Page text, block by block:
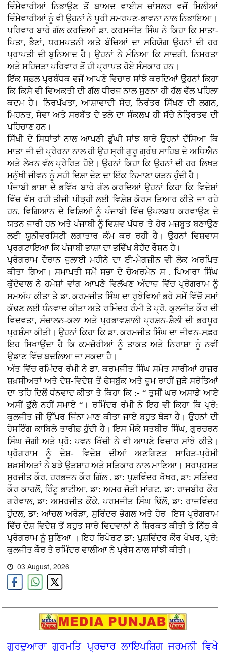
ਜ਼ਿੰਮੇਵਾਰੀਆਂ ਨਿਭਾਉਣ ਤੋਂ ਬਾਅਦ ਵਾਈਸ ਚਾਂਸਲਰ ਵਜੋਂ ਮਿਲੀਆਂ
ਜ਼ਿੰਮੇਵਾਰੀਆਂ ਨੂੰ ਵੀ ਉਹਨਾਂ ਨੇ ਪੂਰੀ ਸਮਰਪਣ-ਭਾਵਨਾ ਨਾਲ ਨਿਭਾਇਆ।
ਪਰਿਵਾਰ ਬਾਰੇ ਗੱਲ ਕਰਦਿਆਂ ਡਾ. ਕਰਮਜੀਤ ਸਿੰਘ ਨੇ ਕਿਹਾ ਕਿ ਮਾਤਾ-
ਪਿਤਾ, ਭੈਣਾਂ, ਧਰਮਪਤਨੀ ਅਤੇ ਬੱਚਿਆਂ ਦਾ ਸਹਿਯੋਗ ਉਹਨਾਂ ਦੀ ਹਰ
ਪ੍ਰਾਪਤੀ ਦੀ ਬੁਨਿਆਦ ਹੈ। ਉਹਨਾਂ ਨੇ ਮੰਨਿਆ ਕਿ ਸਾਦਗੀ, ਨਿਮਰਤਾ
ਅਤੇ ਸਹਿਜਤਾ ਪਰਿਵਾਰ ਤੋਂ ਹੀ ਪ੍ਰਾਪਤ ਹੋਏ ਸੰਸਕਾਰ ਹਨ।
ਇੱਕ ਸਫ਼ਲ ਪ੍ਰਬੰਧਕ ਵਜੋਂ ਆਪਣੇ ਵਿਚਾਰ ਸਾਂਝੇ ਕਰਦਿਆਂ ਉਹਨਾਂ ਕਿਹਾ
ਕਿ ਕਿਸੇ ਵੀ ਵਿਅਕਤੀ ਦੀ ਗੱਲ ਧੀਰਜ ਨਾਲ ਸੁਣਨਾ ਹੀ ਹੱਲ ਵੱਲ ਪਹਿਲਾ
ਕਦਮ ਹੈ। ਨਿਰਪੱਖਤਾ, ਆਸ਼ਾਵਾਦੀ ਸੋਚ, ਨਿਰੰਤਰ ਸਿੱਖਣ ਦੀ ਲਗਨ,
ਮਿਹਨਤ, ਸੇਵਾ ਅਤੇ ਸਰਬੱਤ ਦੇ ਭਲੇ ਦਾ ਸੰਕਲਪ ਹੀ ਸੱਚੇ ਨੇਤ੍ਰਿਤਵ ਦੀ
ਪਹਿਚਾਣ ਹਨ।
ਸਿੱਖੀ ਦੇ ਸਿਧਾਂਤਾਂ ਨਾਲ ਆਪਣੀ ਡੂੰਘੀ ਸਾਂਝ ਬਾਰੇ ਉਹਨਾਂ ਦੱਸਿਆ ਕਿ
ਮਾਤਾ ਜੀ ਦੀ ਪ੍ਰੇਰਨਾ ਨਾਲ ਹੀ ਉਹ ਸ੍ਰੀ ਗੁਰੂ ਗ੍ਰੰਥ ਸਾਹਿਬ ਦੇ ਅਧਿਐਨ
ਅਤੇ ਲੇਖਨ ਵੱਲ ਪ੍ਰੇਰਿਤ ਹੋਏ। ਉਹਨਾਂ ਕਿਹਾ ਕਿ ਉਹਨਾਂ ਦੀ ਹਰ ਲਿਖਤ
ਮਨੁੱਖੀ ਜੀਵਨ ਨੂੰ ਸਹੀ ਦਿਸ਼ਾ ਦੇਣ ਦਾ ਇੱਕ ਨਿਮਾਣਾ ਯਤਨ ਹੁੰਦੀ ਹੈ।
ਪੰਜਾਬੀ ਭਾਸ਼ਾ ਦੇ ਭਵਿੱਖ ਬਾਰੇ ਗੱਲ ਕਰਦਿਆਂ ਉਹਨਾਂ ਕਿਹਾ ਕਿ ਵਿਦੇਸ਼ਾਂ
ਵਿੱਚ ਵੱਸ ਰਹੀ ਤੀਜੀ ਪੀੜ੍ਹੀ ਲਈ ਵਿਸ਼ੇਸ਼ ਕੋਰਸ ਤਿਆਰ ਕੀਤੇ ਜਾ ਰਹੇ
ਹਨ, ਵਿਗਿਆਨ ਦੇ ਵਿਸ਼ਿਆਂ ਨੂੰ ਪੰਜਾਬੀ ਵਿੱਚ ਉਪਲਬਧ ਕਰਵਾਉਣ ਦੇ
ਯਤਨ ਜਾਰੀ ਹਨ ਅਤੇ ਪੰਜਾਬੀ ਨੂੰ ਵਿਸ਼ਵ ਪੱਧਰ 'ਤੇ ਹੋਰ ਮਜ਼ਬੂਤ ਬਣਾਉਣ
ਲਈ ਯੂਨੀਵਰਸਿਟੀ ਲਗਾਤਾਰ ਕੰਮ ਕਰ ਰਹੀ ਹੈ। ਉਹਨਾਂ ਵਿਸ਼ਵਾਸ
ਪ੍ਰਗਟਾਇਆ ਕਿ ਪੰਜਾਬੀ ਭਾਸ਼ਾ ਦਾ ਭਵਿੱਖ ਬੇਹੱਦ ਰੌਸ਼ਨ ਹੈ।
ਪ੍ਰੋਗਰਾਮ ਦੌਰਾਨ ਜੁਲਾਈ ਮਹੀਨੇ ਦਾ ਈ-ਮੈਗਜ਼ੀਨ ਵੀ ਲੋਕ ਅਰਪਿਤ
ਕੀਤਾ ਗਿਆ। ਸਮਾਪਤੀ ਸਮੇਂ ਸਭਾ ਦੇ ਚੇਅਰਮੈਨ ਸ . ਪਿਆਰਾ ਸਿੰਘ
ਕੁੱਦੋਵਾਲ ਨੇ ਹਮੇਸ਼ਾਂ ਵਾਂਗ ਆਪਣੇ ਵਿਲੱਖਣ ਅੰਦਾਜ਼ ਵਿੱਚ ਪ੍ਰੋਗਰਾਮ ਨੂੰ
ਸਮਅੱਪ ਕੀਤਾ ਤੇ ਡਾ. ਕਰਮਜੀਤ ਸਿੰਘ ਦਾ ਰੁਝੇਵਿਆਂ ਭਰੇ ਸਮੇਂ ਵਿੱਚੋਂ ਸਮਾਂ
ਕੱਢਣ ਲਈ ਧੰਨਵਾਦ ਕੀਤਾ ਅਤੇ ਰਮਿੰਦਰ ਰੰਮੀ ਤੇ ਪ੍ਰੋ. ਕੁਲਜੀਤ ਕੌਰ ਦੀ
ਵਿਦਵਤਾ, ਸੰਚਾਲਨ-ਕਲਾ ਅਤੇ ਪ੍ਰਭਾਵਸ਼ਾਲੀ ਪ੍ਰਸ਼ਨ-ਸ਼ੈਲੀ ਦੀ ਭਰਪੂਰ
ਪ੍ਰਸ਼ੰਸਾ ਕੀਤੀ। ਉਹਨਾਂ ਕਿਹਾ ਕਿ ਡਾ. ਕਰਮਜੀਤ ਸਿੰਘ ਦਾ ਜੀਵਨ-ਸਫ਼ਰ
ਇਹ ਸਿਖਾਉਂਦਾ ਹੈ ਕਿ ਕਮਜ਼ੋਰੀਆਂ ਨੂੰ ਤਾਕਤ ਅਤੇ ਨਿਰਾਸ਼ਾ ਨੂੰ ਨਵੀਂ
ਉਡਾਣ ਵਿੱਚ ਬਦਲਿਆ ਜਾ ਸਕਦਾ ਹੈ।
ਅੰਤ ਵਿੱਚ ਰਮਿੰਦਰ ਰੰਮੀ ਨੇ ਡਾ. ਕਰਮਜੀਤ ਸਿੰਘ ਸਮੇਤ ਸਾਰੀਆਂ ਹਾਜ਼ਰ
ਸ਼ਖ਼ਸੀਅਤਾਂ ਅਤੇ ਦੇਸ਼-ਵਿਦੇਸ਼ ਤੋਂ ਫੇਸਬੁੱਕ ਅਤੇ ਜ਼ੂਮ ਰਾਹੀਂ ਜੁੜੇ ਸਰੋਤਿਆਂ
ਦਾ ਤਹਿ ਦਿਲੋਂ ਧੰਨਵਾਦ ਕੀਤਾ ਤੇ ਕਿਹਾ ਕਿ :- “ ਤੁਸੀਂ ਘਰ ਅਸਾਡੇ ਆਏ
ਅਸੀਂ ਫੁੱਲੇ ਨਹੀਂ ਸਮਾਏ “। ਰਮਿੰਦਰ ਰੰਮੀ ਨੇ ਇਹ ਵੀ ਕਿਹਾ ਕਿ ਪ੍ਰੋ:
ਕੁਲਜੀਤ ਜੀ ਉੱਪਰ ਜਿੰਨਾ ਮਾਣ ਕੀਤਾ ਜਾਏ ਬਹੁਤ ਥੋੜਾ ਹੈ। ਉਹਨਾਂ ਦੀ
ਹੋਸਟਿੰਗ ਕਾਬਿਲੇ ਤਾਰੀਫ਼ ਹੁੰਦੀ ਹੈ। ਇਸ ਮੌਕੇ ਸਤਬੀਰ ਸਿੰਘ, ਗੁਰਚਰਨ
ਸਿੰਘ ਜੋਗੀ ਅਤੇ ਪ੍ਰੋ: ਪਵਨ ਖਿੱਚੀ ਨੇ ਵੀ ਆਪਣੇ ਵਿਚਾਰ ਸਾਂਝੇ ਕੀਤੇ।
ਪ੍ਰੋਗਰਾਮ ਨੂੰ ਦੇਸ਼- ਵਿਦੇਸ਼ ਦੀਆਂ ਅਣਗਿਣਤ ਸਾਹਿਤ-ਪ੍ਰੇਮੀ
ਸ਼ਖ਼ਸੀਅਤਾਂ ਨੇ ਬੜੇ ਉਤਸ਼ਾਹ ਅਤੇ ਸਤਿਕਾਰ ਨਾਲ ਮਾਣਿਆ। ਸਰਪ੍ਰਸਤ
ਸੁਰਜੀਤ ਕੌਰ, ਹਰਭਜਨ ਕੌਰ ਗਿੱਲ , ਡਾ: ਪੁਸ਼ਵਿੰਦਰ ਖੋਖਰ, ਡਾ: ਸਤਿੰਦਰ
ਕੌਰ ਕਾਹਲੋਂ, ਰਿੰਟੂ ਭਾਟੀਆ, ਡਾ: ਅਮਰ ਜੋਤੀ ਮਾਂਗਟ, ਡਾ: ਰਾਜਬੀਰ ਕੌਰ
ਗਰੇਵਾਲ, ਡਾ: ਅਮਰਜੀਤ ਕੌਂਕੇ, ਪਰਮਜੀਤ ਸਿੰਘ ਢਿੱਲੋਂ, ਡਾ: ਰਾਜਵਿੰਦਰ
ਹੁੰਦਲ, ਡਾ: ਆਂਚਲ ਅਰੋੜਾ, ਸੁਰਿੰਦਰ ਭੋਗਲ ਅਤੇ ਹੋਰ ਇਸ ਪ੍ਰੋਗਰਾਮ
ਵਿੱਚ ਦੇਸ਼ ਵਿਦੇਸ਼ ਤੋਂ ਬਹੁਤ ਸਾਰੇ ਵਿਦਵਾਨਾਂ ਨੇ ਸ਼ਿਰਕਤ ਕੀਤੀ ਤੇ ਨਿੱਠ ਕੇ
ਪ੍ਰੋਗਰਾਮ ਨੂੰ ਸੁਣਿਆ । ਇਹ ਰਿਪੋਰਟ ਡਾ: ਪੁਸ਼ਵਿੰਦਰ ਕੌਰ ਖੋਖਰ, ਪ੍ਰੋ:
ਕੁਲਜੀਤ ਕੌਰ ਤੇ ਰਮਿੰਦਰ ਵਾਲੀਆ ਨੇ ਪ੍ਰੈਸ ਨਾਲ ਸਾਂਝੀ ਕੀਤੀ।
03 August, 2026
ਗੁਰਦੁਆਰਾ ਗੁਰਮਤਿ ਪ੍ਰਚਾਰ ਲਾਇਪਸ਼ਿਗ ਜਰਮਨੀ ਵਿਖੇ